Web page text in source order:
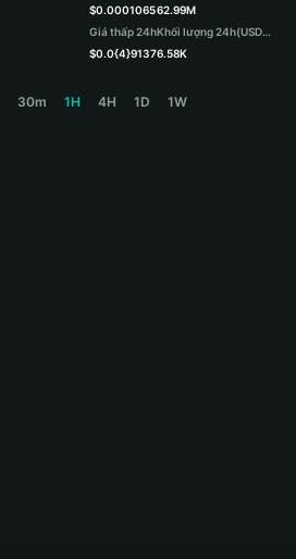
$0.0001065
Giá thấp 24h
$0.0{4}9137
62.99M
Khối lượng 24h(USDT)
6.58K
30m 1H 4H 1D 1W